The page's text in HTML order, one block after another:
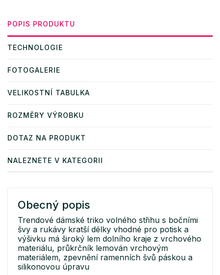
POPIS PRODUKTU
TECHNOLOGIE
FOTOGALERIE
VELIKOSTNÍ TABULKA
ROZMĚRY VÝROBKU
DOTAZ NA PRODUKT
NALEZNETE V KATEGORII
Obecný popis
Trendové dámské triko volného střihu s bočními
švy a rukávy kratší délky vhodné pro potisk a
výšivku má široký lem dolního kraje z vrchového
materiálu, průkrčník lemován vrchovým
materiálem, zpevnění ramenních švů páskou a
silikonovou úpravu